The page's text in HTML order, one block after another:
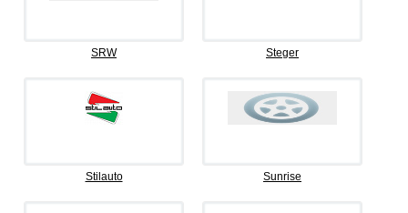
SRW Steger
Stilauto Sunrise